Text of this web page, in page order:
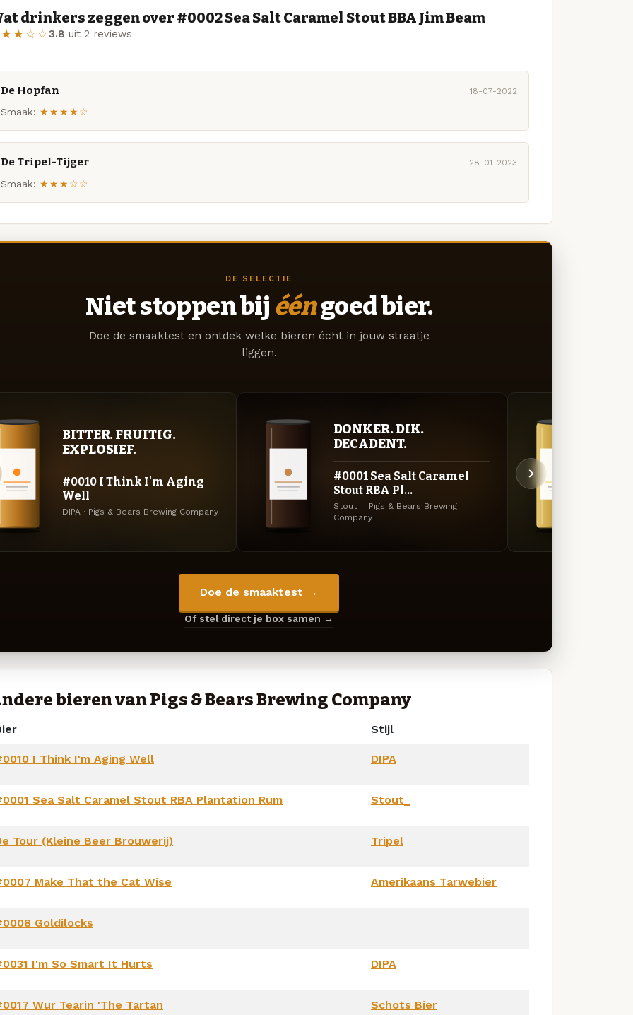
drinkers zeggen over #0002 Sea Salt Caramel Stout BBA Jim Beam
3.8 uit 2 reviews
De Hopfan 18-07-2022
Smaak: ★★★★☆
De Tripel-Tijger 28-01-2023
Smaak: ★★★☆☆
DE SELECTIE
Niet stoppen bij ééngoed bier.
Doe de smaaktest en ontdek welke bieren écht in jouw straatje
liggen.
BITTER. FRUITIG.
EXPLOSIEF.
#0010 I Think I'm Aging
Well
DIPA · Pigs & Bears Brewing Company
DONKER. DIK.
DECADENT.
#0001 Sea Salt Caramel
Stout RBA Pl...
Stout_ · Pigs & Bears Brewing
Company
Doe de smaaktest →
Of stel direct je box samen →
bieren van Pigs & Bears Brewing Company
Stijl
I Think I'm Aging Well DIPA
Sea Salt Caramel Stout RBA Plantation Rum Stout_
Tour (Kleine Beer Brouwerij) Tripel
Make That the Cat Wise Amerikaans Tarwebier
Goldilocks
I'm So Smart It Hurts DIPA
Wur Tearin 'The Tartan Schots Bier